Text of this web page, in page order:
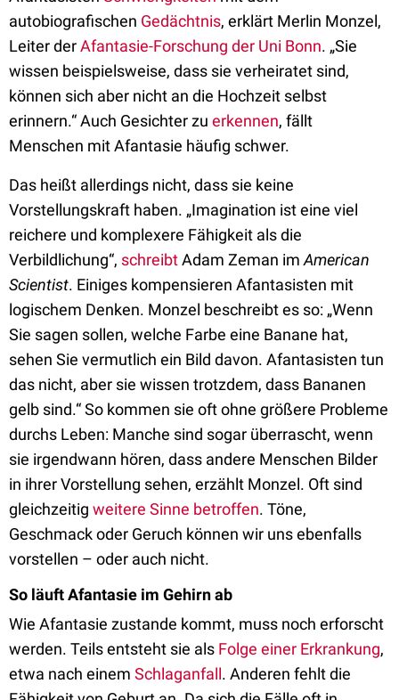
autobiografischen Gedächtnis, erklärt Merlin Monzel,
Leiter derAfantasie-Forschung der Uni Bonn. „Sie
wissen beispielsweise, dass sie verheiratet sind,
können sich aber nicht an die Hochzeit selbst
erinnern.“ Auch Gesichter zu erkennen, fällt
Menschen mit Afantasie häufig schwer.
Das heißt allerdings nicht, dass sie keine
Vorstellungskraft haben. „Imagination ist eine viel
reichere und komplexere Fähigkeit als die
Verbildlichung“, schreibtAdam Zeman im American
Scientist. Einiges kompensieren Afantasisten mit
logischem Denken. Monzel beschreibt es so: „Wenn
Sie sagen sollen, welche Farbe eine Banane hat,
sehen Sie vermutlich ein Bild davon. Afantasisten tun
das nicht, aber sie wissen trotzdem, dass Bananen
gelb sind.“ So kommen sie oft ohne größere Probleme
durchs Leben: Manche sind sogar überrascht, wenn
sie irgendwann hören, dass andere Menschen Bilder
in ihrer Vorstellung sehen, erzählt Monzel. Oft sind
gleichzeitig weitere Sinne betroffen. Töne,
Geschmack oder Geruch können wir uns ebenfalls
vorstellen – oder auch nicht.
So läuft Afantasie im Gehirn ab
Wie Afantasie zustande kommt, muss noch erforscht
werden. Teils entsteht sie als Folge einer Erkrankung,
etwa nach einem Schlaganfall. Anderen fehlt die